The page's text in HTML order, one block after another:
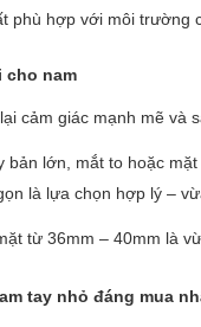
phù hợp với môi trường
cho nam
cảm giác mạnh mẽ và
bản lớn, mắt to hoặc
là lựa chọn hợp lý –
từ 36mm – 40mm là
tay nhỏ đáng mua